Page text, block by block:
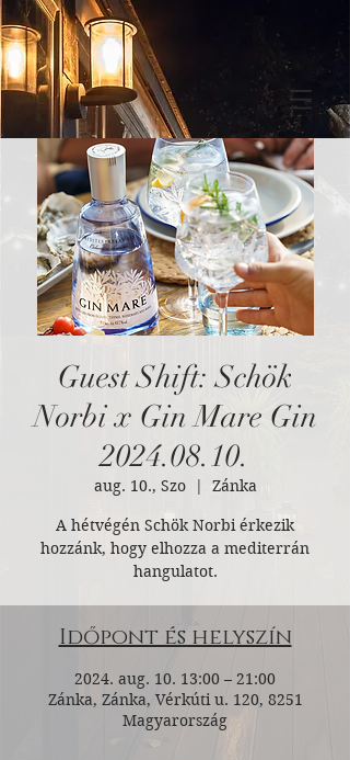
Guest Shift: Schök
Norbi x Gin Mare Gin
2024.08.10.
aug. 10., Szo
  |
Zánka
A hétvégén Schök Norbi érkezik
hozzánk, hogy elhozza a mediterrán
hangulatot.
Időpont és helyszín
2024. aug. 10. 13:00 – 21:00
Zánka, Zánka, Vérkúti u. 120, 8251
Magyarország